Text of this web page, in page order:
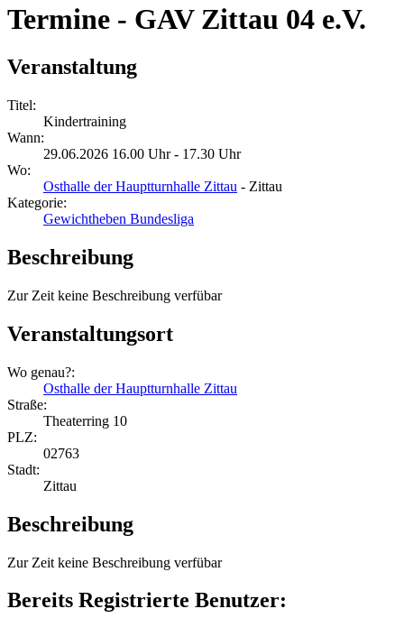
Termine - GAV Zittau 04 e.V.
Veranstaltung
Titel:
Kindertraining
Wann:
29.06.2026 16.00 Uhr - 17.30 Uhr
Wo:
Osthalle der Hauptturnhalle Zittau - Zittau
Kategorie:
Gewichtheben Bundesliga
Beschreibung
Zur Zeit keine Beschreibung verfübar
Veranstaltungsort
Wo genau?:
Osthalle der Hauptturnhalle Zittau
Straße:
Theaterring 10
PLZ:
02763
Stadt:
Zittau
Beschreibung
Zur Zeit keine Beschreibung verfübar
Bereits Registrierte Benutzer: